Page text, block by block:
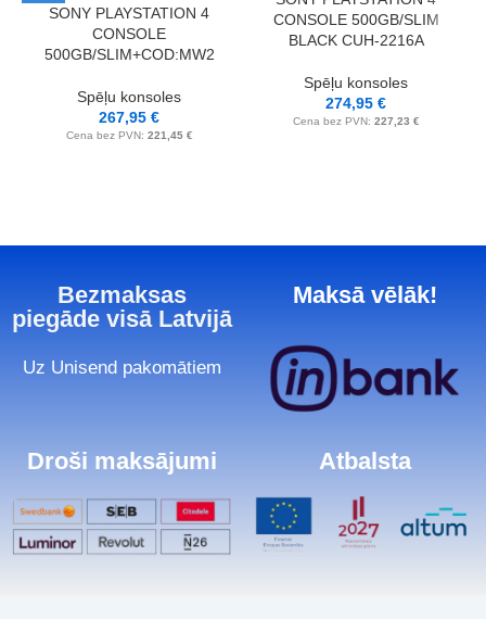
SONY PLAYSTATION 4
CONSOLE
500GB/SLIM+COD:MW2
Spēļu konsoles
267,95€
Cena bez PVN: 221,45 €
CONSOLE 500GB/SLIM
BLACK CUH-2216A
Spēļu konsoles
274,95€
Cena bez PVN: 227,23 €
Bezmaksas
piegāde visā Latvijā
Uz Unisend pakomātiem
Maksā vēlāk!
Droši maksājumi Atbalsta